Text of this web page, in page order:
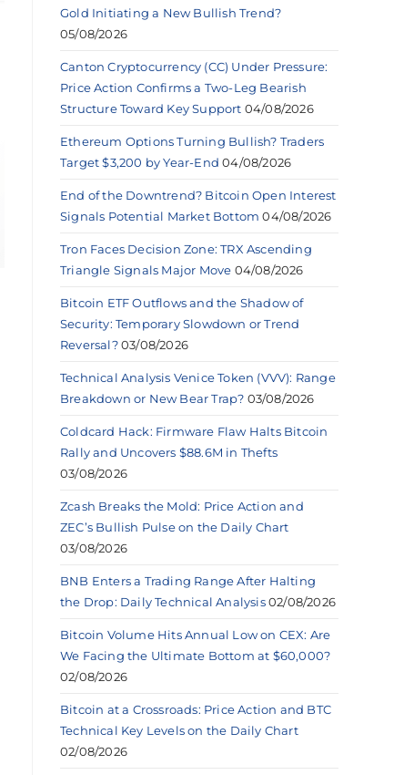
Gold Initiating a New Bullish Trend?
05/08/2026
Canton Cryptocurrency (CC) Under Pressure:
Price Action Confirms a Two-Leg Bearish
Structure Toward Key Support 04/08/2026
Ethereum Options Turning Bullish? Traders
Target $3,200 by Year-End 04/08/2026
End of the Downtrend? Bitcoin Open Interest
Signals Potential Market Bottom 04/08/2026
Tron Faces Decision Zone: TRX Ascending
Triangle Signals Major Move 04/08/2026
Bitcoin ETF Outflows and the Shadow of
Security: Temporary Slowdown or Trend
Reversal? 03/08/2026
Technical Analysis Venice Token (VVV): Range
Breakdown or New Bear Trap? 03/08/2026
Coldcard Hack: Firmware Flaw Halts Bitcoin
Rally and Uncovers $88.6M in Thefts
03/08/2026
Zcash Breaks the Mold: Price Action and
ZEC’s Bullish Pulse on the Daily Chart
03/08/2026
BNB Enters a Trading Range After Halting
the Drop: Daily Technical Analysis 02/08/2026
Bitcoin Volume Hits Annual Low on CEX: Are
We Facing the Ultimate Bottom at $60,000?
02/08/2026
Bitcoin at a Crossroads: Price Action and BTC
Technical Key Levels on the Daily Chart
02/08/2026